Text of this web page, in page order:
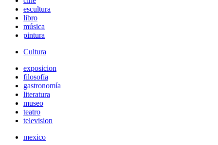
escultura
libro
música
pintura
Cultura
exposicion
filosofía
gastronomía
literatura
museo
teatro
television
mexico